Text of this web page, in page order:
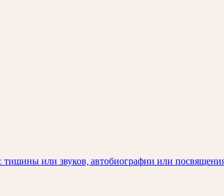
или звуков, автобиографии или